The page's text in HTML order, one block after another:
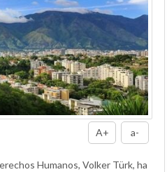
A+ a-
Humanos, Volker Türk, ha